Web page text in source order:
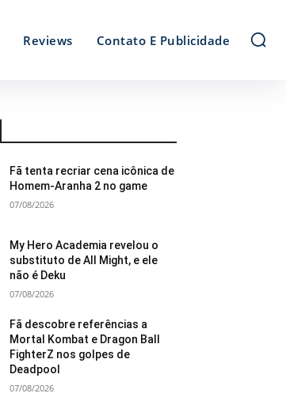
Reviews Contato E Publicidade
Fã tenta recriar cena icônica de
Homem-Aranha 2 no game
07/08/2026
My Hero Academia revelou o
substituto de All Might, e ele
não é Deku
07/08/2026
Fã descobre referências a
Mortal Kombat e Dragon Ball
FighterZ nos golpes de
Deadpool
07/08/2026